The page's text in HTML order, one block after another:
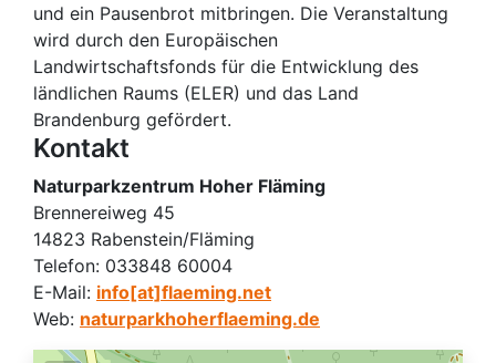
und ein Pausenbrot mitbringen. Die Veranstaltung
wird durch den Europäischen
Landwirtschaftsfonds für die Entwicklung des
ländlichen Raums (ELER) und das Land
Brandenburg gefördert.
Kontakt
Naturparkzentrum Hoher Fläming
Brennereiweg 45
14823 Rabenstein/Fläming
Telefon: 033848 60004
E-Mail: info[at]flaeming.net
Web: naturparkhoherflaeming.de